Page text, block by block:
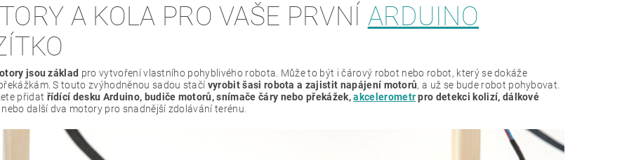
A KOLA PRO VAŠE PRVNÍ ARDUINO
jsou základ pro vytvoření vlastního pohyblivého robota. Může to být i čárový robot nebo robot, který se dokáže
S touto zvýhodněnou sadou stačí vyrobit šasi robota a zajistit napájení motorů, a už se bude robot pohybovat.
přidat řídící desku Arduino, budiče motorů, snímače čáry nebo překážek,akcelerometrpro detekci kolizí, dálkové
další dva motory pro snadnější zdolávání terénu.